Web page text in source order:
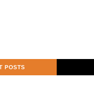
POSTS